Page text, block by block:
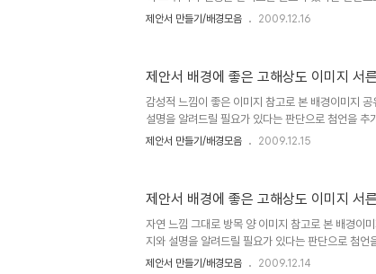
관련한 포스팅을 주제로 설정하고 블로그에 글을 올
부탁드립니다. (_ _) 내용은 그리 길지 않습니다.
진제안서 만들기 hisastro's PT템플릿 링크 썸
제안서 만들기/배경모음 2009.12.16
제안서 배경에 좋은 고해상도 이미지 서
감성적 느낌이 좋은 이미지 참고로 본 배경이미지
설명을 알려드릴 필요가 있다는 판단으로 첨언을 추
을 주제로 설정하고 블로그에 글을 올리게 되면서 이
(_ _) 내용은 그리 길지 않습니다. ^^ 이미지 출처:
기 hisastro's PT템플릿 링크 썸네일 모음 ▣ ☆ ▣
제안서 만들기/배경모음 2009.12.15
제안서 배경에 좋은 고해상도 이미지 서
자연 느낌 그대로 방목 양 이미지 참고로 본 배경이
지와 설명을 알려드릴 필요가 있다는 판단으로 첨언
포스팅을 주제로 설정하고 블로그에 글을 올리게 되
제안서 만들기/배경모음 2009.12.14